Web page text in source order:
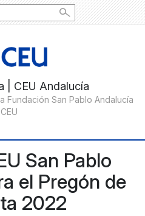
San Pablo
el Pregón de
2022